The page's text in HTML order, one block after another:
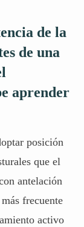
de la
de una
aprender
posición
que el
antelación
frecuente
activo